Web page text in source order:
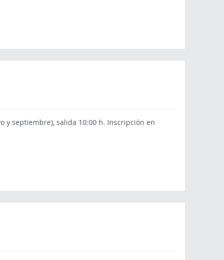
y septiembre), salida 10:00 h. Inscripción en